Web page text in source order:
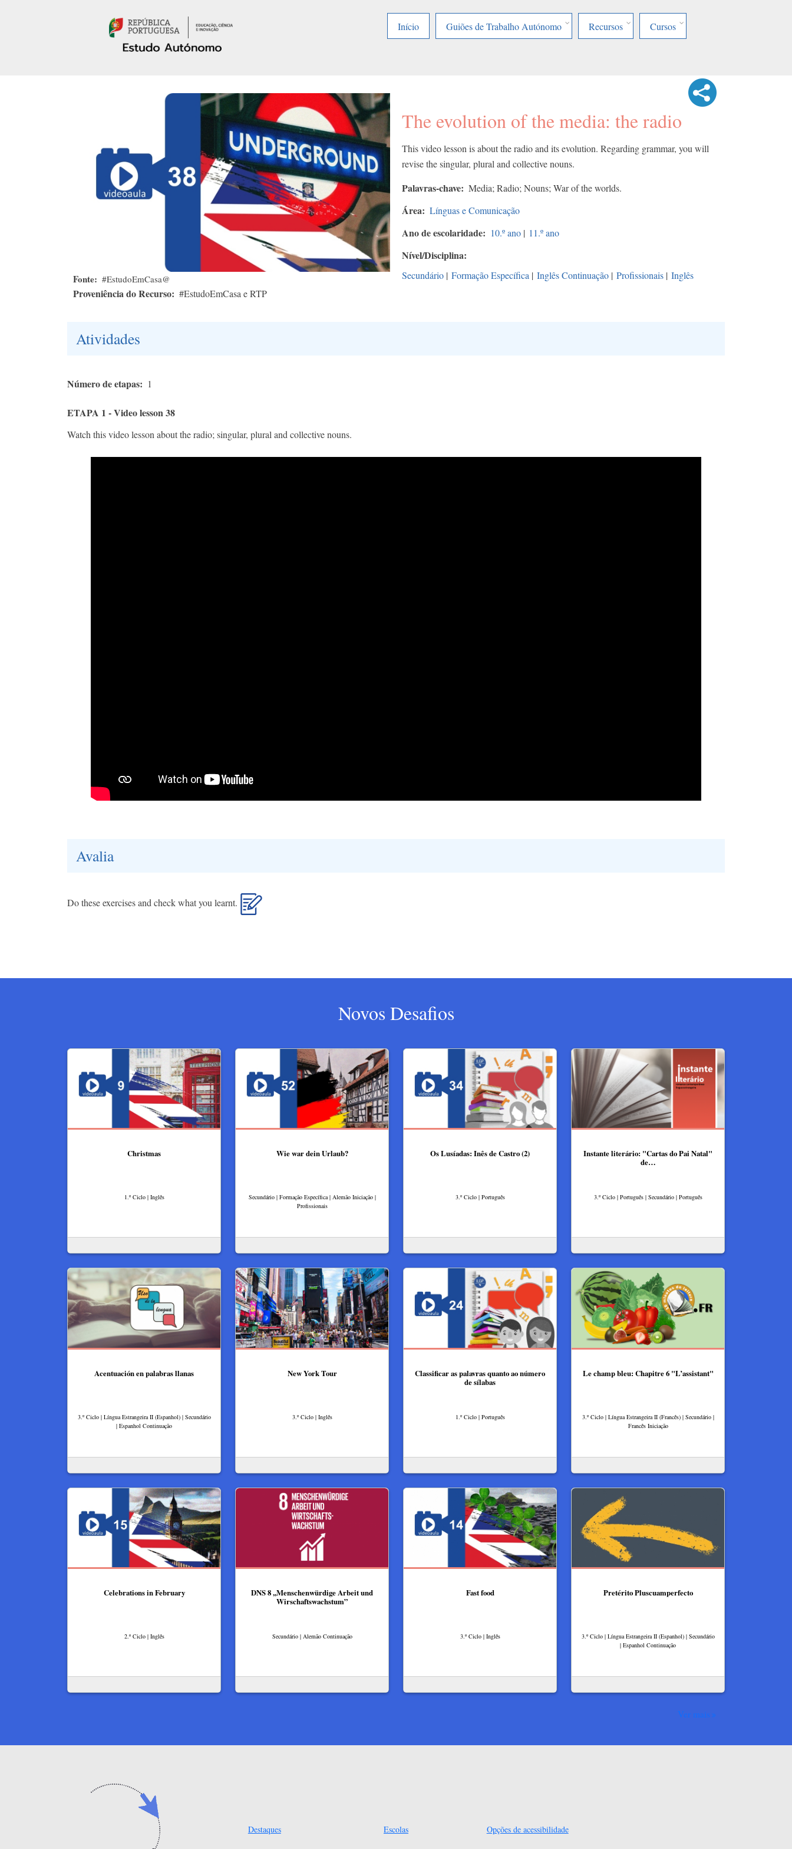
Início
Guiões de Trabalho Autónomo Recursos Cursos
Fonte #EstudoEmCasa@
Proveniência do Recurso #EstudoEmCasa e RTP
The evolution of the media: the radio
This video lesson is about the radio and its evolution. Regarding grammar, you will
revise the singular, plural and collective nouns.
Palavras-chave Media; Radio; Nouns; War of the worlds.
Área Línguas e Comunicação
Ano de escolaridade 10.º ano | 11.º ano
Nível/Disciplina
Secundário | Formação Específica | Inglês Continuação | Profissionais | Inglês
Atividades
Número de etapas 1
ETAPA 1 - Video lesson 38
Watch this video lesson about the radio; singular, plural and collective nouns.
Avalia
Do these exercises and check what you learnt.
Novos Desafios
Christmas
1.º Ciclo | Inglês
Wie war dein Urlaub?
Secundário | Formação Específica | Alemão Iniciação |
Profissionais
Os Lusíadas: Inês de Castro (2)
3.º Ciclo | Português
Instante literário: "Cartas do Pai Natal"
de…
3.º Ciclo | Português | Secundário | Português
Acentuación en palabras llanas
3.º Ciclo | Língua Estrangeira II (Espanhol) | Secundário
| Espanhol Continuação
New York Tour
3.º Ciclo | Inglês
Classificar as palavras quanto ao número
de sílabas
1.º Ciclo | Português
Le champ bleu: Chapitre 6 "L’assistant"
3.º Ciclo | Língua Estrangeira II (Francês) | Secundário |
Francês Iniciação
Celebrations in February
2.º Ciclo | Inglês
DNS 8 ,,Menschenwürdige Arbeit und
Wirschaftswachstum”​
Secundário | Alemão Continuação
Fast food
3.º Ciclo | Inglês
Pretérito Pluscuamperfecto
3.º Ciclo | Língua Estrangeira II (Espanhol) | Secundário
| Espanhol Continuação
Ver mais
Destaques
Escolas
Opções de acessibilidade